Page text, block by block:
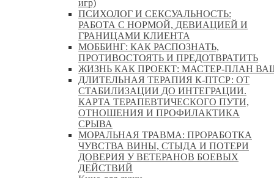
игр)
ПСИХОЛОГ И СЕКСУАЛЬНОСТЬ:
РАБОТА С НОРМОЙ, ДЕВИАЦИЕЙ И
ГРАНИЦАМИ КЛИЕНТА
МОББИНГ: КАК РАСПОЗНАТЬ,
ПРОТИВОСТОЯТЬ И ПРЕДОТВРАТИТЬ
ЖИЗНЬ КАК ПРОЕКТ: МАСТЕР‑ПЛАН
ДЛИТЕЛЬНАЯ ТЕРАПИЯ К-ПТСР: ОТ
СТАБИЛИЗАЦИИ ДО ИНТЕГРАЦИИ.
КАРТА ТЕРАПЕВТИЧЕСКОГО ПУТИ,
ОТНОШЕНИЯ И ПРОФИЛАКТИКА
СРЫВА
МОРАЛЬНАЯ ТРАВМА: ПРОРАБОТКА
ЧУВСТВА ВИНЫ, СТЫДА И ПОТЕРИ
ДОВЕРИЯ У ВЕТЕРАНОВ БОЕВЫХ
ДЕЙСТВИЙ